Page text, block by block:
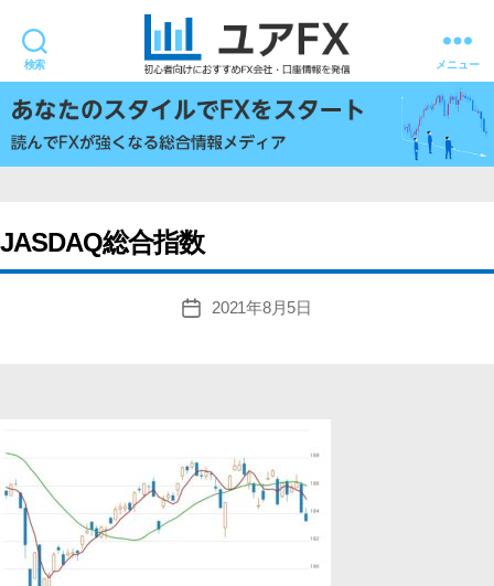
検索
ユ
ア
FX
メニュー
JASDAQ総合指数
投
2021年8月5日